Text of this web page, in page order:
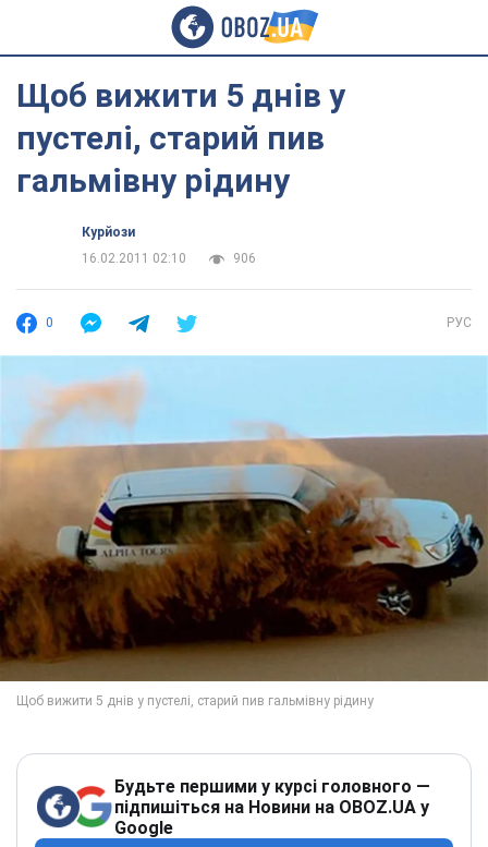
Щоб вижити 5 днів у
пустелі, старий пив
гальмівну рідину
Курйози
16.02.2011 02:10
906
0 РУС
Будьте першими у курсі головного —
підпишіться на Новини на OBOZ.UA у
Google